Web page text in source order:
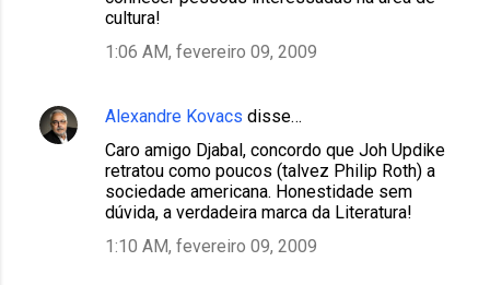
cultura!
1:06 AM, fevereiro 09, 2009
Alexandre Kovacs disse…
Caro amigo Djabal, concordo que Joh Updike
retratou como poucos (talvez Philip Roth) a
sociedade americana. Honestidade sem
dúvida, a verdadeira marca da Literatura!
1:10 AM, fevereiro 09, 2009